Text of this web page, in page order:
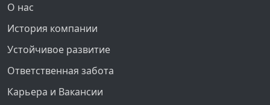
О нас
История компании
Устойчивое развитие
Ответственная забота
Карьера и Вакансии